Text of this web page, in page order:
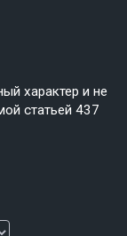
характер и не
статьей 437